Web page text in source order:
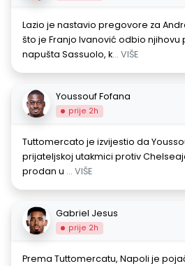
Lazio je nastavio pregovore za
što je Franjo Ivanović odbio njihovu
napušta Sassuolo, k... VIŠE
Youssouf Fofana
prije 2h
Tuttomercato je izvijestio da
prijateljskoj utakmici protiv
prodan u ... VIŠE
Gabriel Jesus
prije 2h
Prema Tuttomercatu, Napoli je